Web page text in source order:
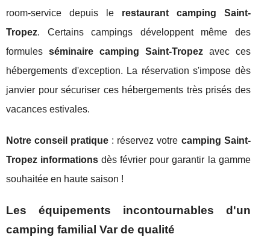
room-service depuis le restaurant camping Saint-
Tropez. Certains campings développent même des
formules séminaire camping Saint-Tropezavec ces
hébergements d'exception. La réservation s'impose dès
janvier pour sécuriser ces hébergements très prisés des
vacances estivales.
Notre conseil pratique : réservez votre camping Saint-
Tropez informations dès février pour garantir la gamme
souhaitée en haute saison !
Les équipements incontournables d'un
camping familial Var de qualité